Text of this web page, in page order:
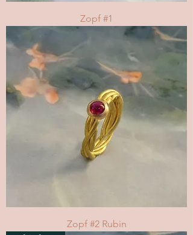
Zopf #1
Zopf #2 Rubin